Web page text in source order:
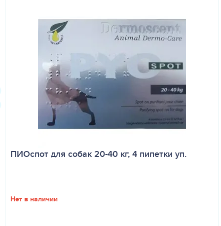
ПИОспот для собак 20-40 кг, 4 пипетки уп.
Нет в наличии